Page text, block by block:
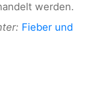
werden.
Fieber und